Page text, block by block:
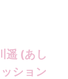
遥 (あし
ション